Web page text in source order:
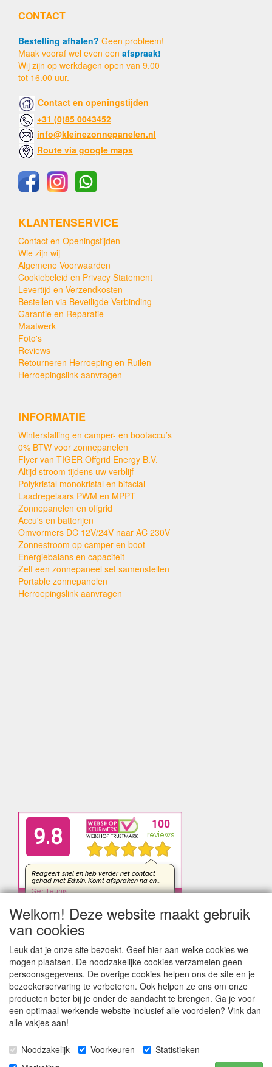
CONTACT
Bestelling afhalen? Geen probleem!
Maak vooraf wel even een afspraak!
Wij zijn op werkdagen open van 9.00
tot 16.00 uur.
Contact en openingstijden
+31 (0)85 0043452
info@kleinezonnepanelen.nl
Route via google maps
KLANTENSERVICE
Contact en Openingstijden
Wie zijn wij
Algemene Voorwaarden
Cookiebeleid en Privacy Statement
Levertijd en Verzendkosten
Bestellen via Beveiligde Verbinding
Garantie en Reparatie
Maatwerk
Foto's
Reviews
Retourneren Herroeping en Ruilen
Herroepingslink aanvragen
INFORMATIE
Winterstalling en camper- en bootaccu’s
0% BTW voor zonnepanelen
Flyer van TIGER Offgrid Energy B.V.
Altijd stroom tijdens uw verblijf
Polykristal monokristal en bifacial
Laadregelaars PWM en MPPT
Zonnepanelen en offgrid
Accu's en batterijen
Omvormers DC 12V/24V naar AC 230V
Zonnestroom op camper en boot
Energiebalans en capaciteit
Zelf een zonnepaneel set samenstellen
Portable zonnepanelen
Herroepingslink aanvragen
kleinezonnepanelen.nl | TIGER Offgrid Energy B.V. ©2012-
Welkom! Deze website maakt gebruik
van cookies
Leuk dat je onze site bezoekt. Geef hier aan welke cookies we
mogen plaatsen. De noodzakelijke cookies verzamelen geen
persoonsgegevens. De overige cookies helpen ons de site en je
bezoekerservaring te verbeteren. Ook helpen ze ons om onze
producten beter bij je onder de aandacht te brengen. Ga je voor
een optimaal werkende website inclusief alle voordelen? Vink dan
alle vakjes aan!
Noodzakelijk Voorkeuren
Statistieken